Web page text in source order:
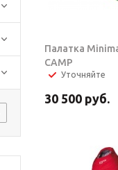
Палатка Minima
CAMP
Уточняйте
30 500 руб.